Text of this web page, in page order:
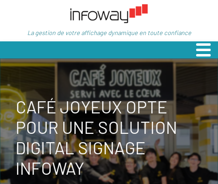
La gestion de votre affichage dynamique en toute confiance
CAFÉ JOYEUX OPTE
POUR UNE SOLUTION
DIGITAL SIGNAGE
INFOWAY